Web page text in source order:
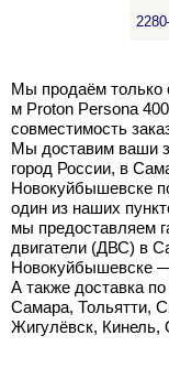
Мы продаём только
м Proton Persona
совместимость
Мы доставим ваши
город России, в
Новокуйбышевске
один из наших
мы предоставляем
двигатели (ДВС) в
Новокуйбышевске
А также доставка
Самара, Тольятти,
Жигулёвск, Кинель,